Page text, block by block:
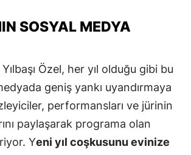
SOSYAL MEDYA
Özel, her yıl olduğu gibi bu
geniş yankı uyandırmaya
performansları ve jürinin
paylaşarak programa olan
Yeni yıl coşkusunu evinize